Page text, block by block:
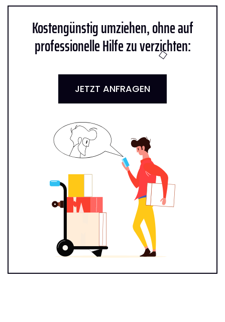
Kostengünstig umziehen, ohne auf
professionelle Hilfe zu verzichten:
JETZT ANFRAGEN